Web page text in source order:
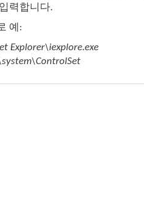
력합니다.
예:
Explorer\iexplore.exe